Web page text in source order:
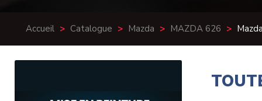
Accueil > Catalogue > Mazda > MAZDA 626 >